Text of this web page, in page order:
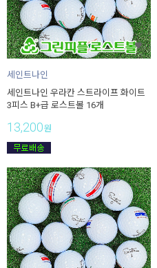
세인트나인
세인트나인 우라칸 스트라이프 화이트
3피스 B+급 로스트볼 16개
13,200원